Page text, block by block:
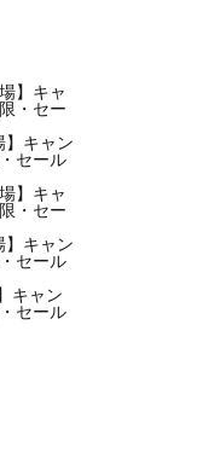
】キャ
・セー
】キャン
セール
】キャ
・セー
】キャン
セール
キャン
セール